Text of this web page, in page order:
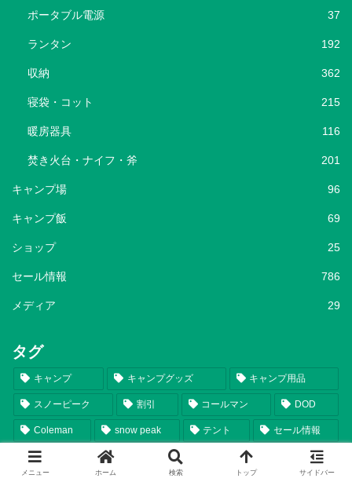
ポータブル電源 37
ランタン 192
収納 362
寝袋・コット 215
暖房器具 116
焚き火台・ナイフ・斧 201
キャンプ場 96
キャンプ飯 69
ショップ 25
セール情報 786
メディア 29
タグ
キャンプ キャンプグッズ キャンプ用品
スノーピーク 割引 コールマン DOD
Coleman snow peak テント セール情報
セール
メニュー ホーム 検索 トップ サイドバー